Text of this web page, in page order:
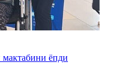
мактабини ёпди